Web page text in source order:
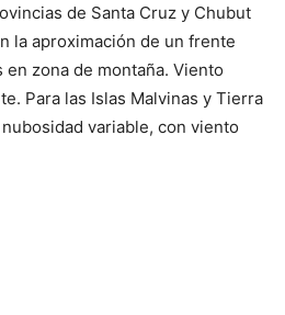
de Santa Cruz y Chubut
la aproximación de un frente
zona de montaña. Viento
Para las Islas Malvinas y Tierra
variable, con viento